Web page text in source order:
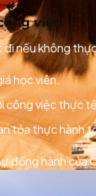
việc
nếu không
học viên.
công việc thực
tỏa thực hành
đồng hành của